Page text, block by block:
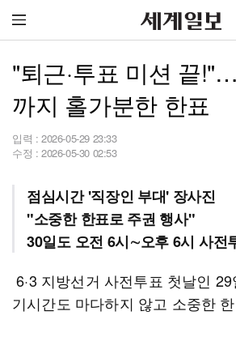
"퇴근·투표 미션 끝
까지 홀가분한 한표
입력 : 2026-05-29 23:33
수정 : 2026-05-30 02:53
점심시간 '직장인 부대' 장사진
"소중한 한표로 주권 행사"
30일도 오전 6시∼오후 6시 사전
6·3 지방선거 사전투표 첫날인
기시간도 마다하지 않고 소중한